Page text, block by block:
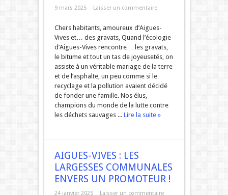
9 mars 2025 Laisser un commentaire
Chers habitants, amoureux d’Aigues-
Vives et… des gravats, Quand l’écologie
d’Aigues-Vives rencontre… les gravats,
le bitume et tout un tas de joyeusetés, on
assiste à un véritable mariage de la terre
et de l’asphalte, un peu comme si le
recyclage et la pollution avaient décidé
de fonder une famille. Nos élus,
champions du monde de la lutte contre
les déchets sauvages ... Lire la suite »
AIGUES-VIVES : LES
LARGESSES COMMUNALES
ENVERS UN PROMOTEUR !
24 janvier 2025 Laisser un commentaire